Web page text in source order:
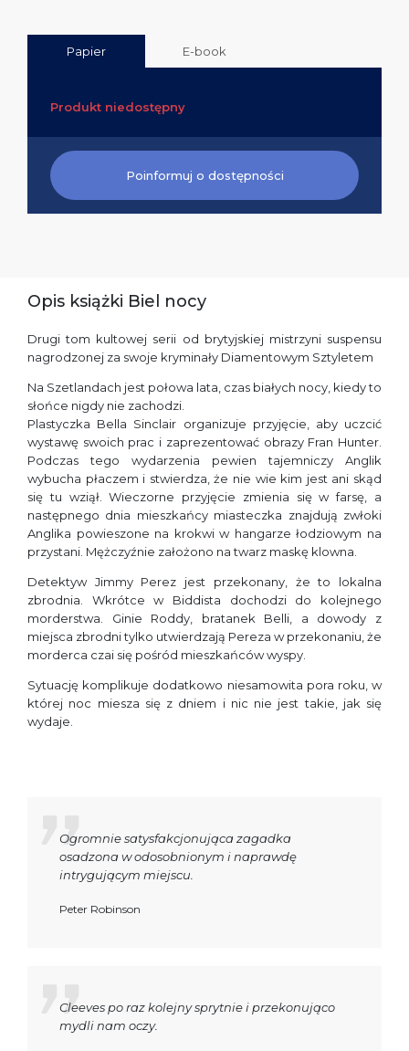
Papier E-book
Produkt niedostępny
Poinformuj o dostępności
Opis książki Biel nocy
Drugi tom kultowej serii od brytyjskiej mistrzyni suspensu
nagrodzonej za swoje kryminały Diamentowym Sztyletem
Na Szetlandach jest połowa lata, czas białych nocy, kiedy to
słońce nigdy nie zachodzi.
Plastyczka Bella Sinclair organizuje przyjęcie, aby uczcić
wystawę swoich prac i zaprezentować obrazy Fran Hunter.
Podczas tego wydarzenia pewien tajemniczy Anglik
wybucha płaczem i stwierdza, że nie wie kim jest ani skąd
się tu wziął. Wieczorne przyjęcie zmienia się w farsę, a
następnego dnia mieszkańcy miasteczka znajdują zwłoki
Anglika powieszone na krokwi w hangarze łodziowym na
przystani. Mężczyźnie założono na twarz maskę klowna.
Detektyw Jimmy Perez jest przekonany, że to lokalna
zbrodnia. Wkrótce w Biddista dochodzi do kolejnego
morderstwa. Ginie Roddy, bratanek Belli, a dowody z
miejsca zbrodni tylko utwierdzają Pereza w przekonaniu, że
morderca czai się pośród mieszkańców wyspy.
Sytuację komplikuje dodatkowo niesamowita pora roku, w
której noc miesza się z dniem i nic nie jest takie, jak się
wydaje.
Ogromnie satysfakcjonująca zagadka
osadzona w odosobnionym i naprawdę
intrygującym miejscu.
Peter Robinson
Cleeves po raz kolejny sprytnie i przekonująco
mydli nam oczy.